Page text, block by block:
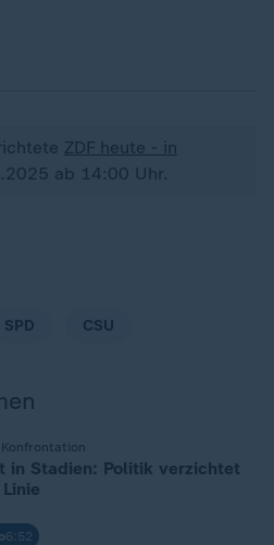
ZDF heute - in
ab 14:00 Uhr.
SPD CSU
in Stadien: Politik verzichtet
6:52